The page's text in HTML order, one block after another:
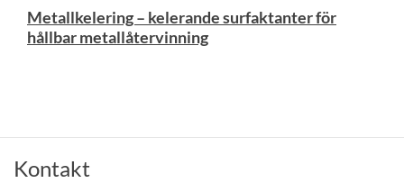
Metallkelering – kelerande surfaktanter för
hållbar metallåtervinning
Kontakt